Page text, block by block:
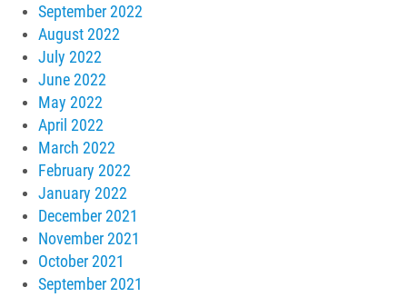
September 2022
August 2022
July 2022
June 2022
May 2022
April 2022
March 2022
February 2022
January 2022
December 2021
November 2021
October 2021
September 2021